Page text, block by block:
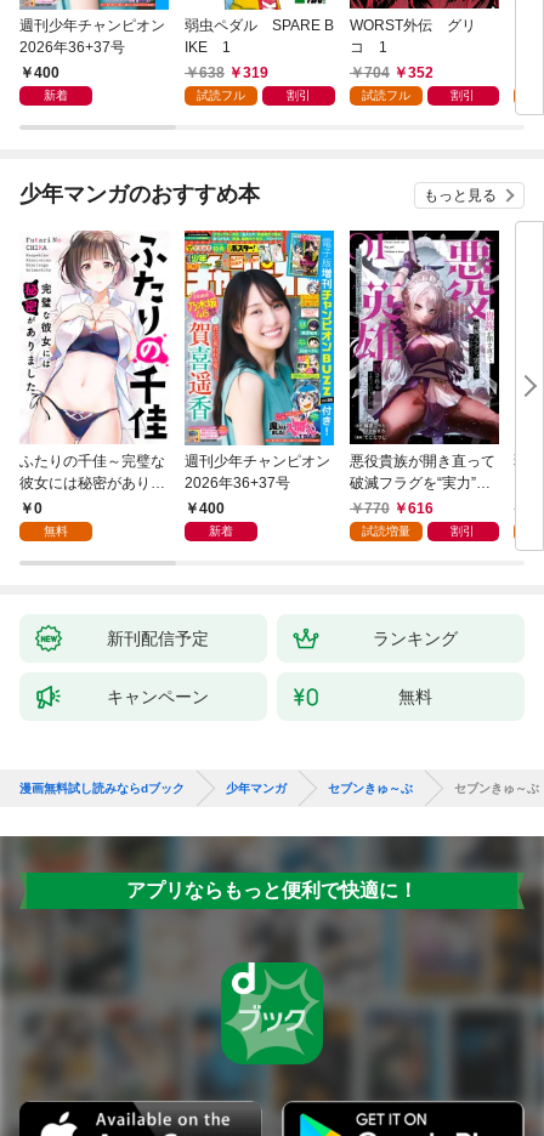
週刊少年チャンピオン
2026年36+37号
400
新着
弱虫ペダル SPARE B
IKE 1
638
319
試読フル 割引
WORST外伝 グリ
コ 1
704
352
試読フル 割引
～(
少年マンガのおすすめ本 もっと見る
ふたりの千佳～完璧な
彼女には秘密がありま
した(1)
0
無料
週刊少年チャンピオン
2026年36+37号
400
新着
悪役貴族が開き直って
破滅フラグを“実力”で
叩き折っていたら、い
つの間にかヒロイン達
770 616
試読増量 割引
弱
新刊配信予定 ランキング
キャンペーン 無料
漫画無料試し読みならdブック 少年マンガ セブンきゅ～ぶ セブンきゅ～
アプリならもっと便利で快適に！